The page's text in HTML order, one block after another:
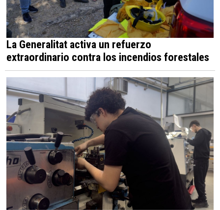
La Generalitat activa un refuerzo
extraordinario contra los incendios forestales